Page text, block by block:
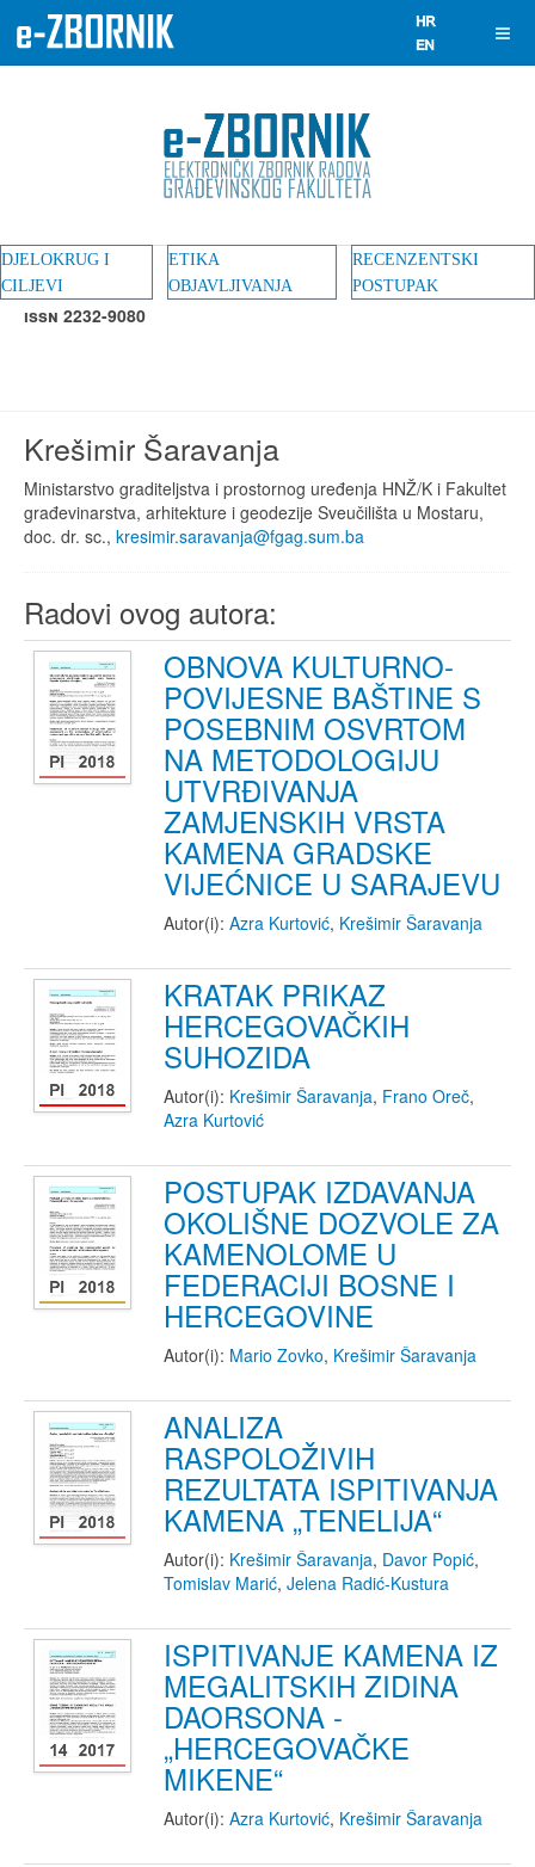
DJELOKRUG I
CILJEVI
ETIKA
OBJAVLJIVANJA
RECENZENTSKI
POSTUPAK
ISSN 2232-9080
Krešimir Šaravanja
Ministarstvo graditeljstva i prostornog uređenja HNŽ/K i Fakultet
građevinarstva, arhitekture i geodezije Sveučilišta u Mostaru,
doc. dr. sc., kresimir.saravanja@fgag.sum.ba
Radovi ovog autora:
OBNOVA KULTURNO-
POVIJESNE BAŠTINE S
POSEBNIM OSVRTOM
NA METODOLOGIJU
UTVRĐIVANJA
ZAMJENSKIH VRSTA
KAMENA GRADSKE
VIJEĆNICE U SARAJEVU
Autor(i): Azra Kurtović, Krešimir Šaravanja
KRATAK PRIKAZ
HERCEGOVAČKIH
SUHOZIDA
Autor(i): Krešimir Šaravanja, Frano Oreč,
Azra Kurtović
POSTUPAK IZDAVANJA
OKOLIŠNE DOZVOLE ZA
KAMENOLOME U
FEDERACIJI BOSNE I
HERCEGOVINE
Autor(i): Mario Zovko, Krešimir Šaravanja
ANALIZA
RASPOLOŽIVIH
REZULTATA ISPITIVANJA
KAMENA „TENELIJA“
Autor(i): Krešimir Šaravanja, Davor Popić,
Tomislav Marić, Jelena Radić-Kustura
ISPITIVANJE KAMENA IZ
MEGALITSKIH ZIDINA
DAORSONA -
„HERCEGOVAČKE
MIKENE“
Autor(i): Azra Kurtović, Krešimir Šaravanja